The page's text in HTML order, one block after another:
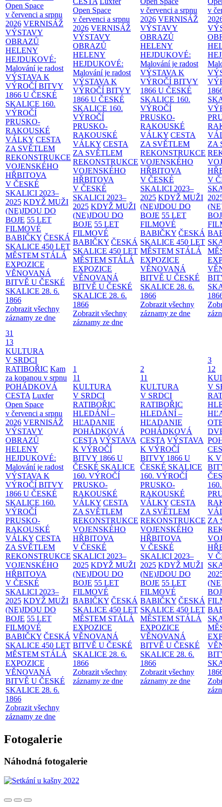
Open Space
v červenci a srpnu
2026 VERNISÁŽ
VÝSTAVY
OBRAZŮ
HELENY
HEJDUKOVÉ:
Malování je radost
VÝSTAVA K
VÝROČÍ BITVY
1866 U ČESKÉ
SKALICE 160.
VÝROČÍ
PRUSKO-
RAKOUSKÉ
VÁLKY CESTA
ZA SVĚTLEM
REKONSTRUKCE
VOJENSKÉHO
HŘBITOVA
V ČESKÉ
SKALICI 2023–
2025 KDYŽ MUŽI
(NE)JDOU DO
BOJE 55 LET
FILMOVÉ
BABIČKY ČESKÁ
SKALICE 450 LET
MĚSTEM STÁLÁ
EXPOZICE
VĚNOVANÁ
BITVĚ U ČESKÉ
SKALICE 28. 6.
1866
Zobrazit všechny
záznamy ze dne
Open Space
v červenci a srpnu
2026 VERNISÁŽ
VÝSTAVY
OBRAZŮ
HELENY
HEJDUKOVÉ:
Malování je radost
VÝSTAVA K
VÝROČÍ BITVY
1866 U ČESKÉ
SKALICE 160.
VÝROČÍ
PRUSKO-
RAKOUSKÉ
VÁLKY CESTA
ZA SVĚTLEM
REKONSTRUKCE
VOJENSKÉHO
HŘBITOVA
V ČESKÉ
SKALICI 2023–
2025 KDYŽ MUŽI
(NE)JDOU DO
BOJE 55 LET
FILMOVÉ
BABIČKY ČESKÁ
SKALICE 450 LET
MĚSTEM STÁLÁ
EXPOZICE
VĚNOVANÁ
BITVĚ U ČESKÉ
SKALICE 28. 6.
1866
Zobrazit všechny
záznamy ze dne
v červenci a srpnu
2026 VERNISÁŽ
VÝSTAVY
OBRAZŮ
HELENY
HEJDUKOVÉ:
Malování je radost
VÝSTAVA K
VÝROČÍ BITVY
1866 U ČESKÉ
SKALICE 160.
VÝROČÍ
PRUSKO-
RAKOUSKÉ
VÁLKY CESTA
ZA SVĚTLEM
REKONSTRUKCE
VOJENSKÉHO
HŘBITOVA
V ČESKÉ
SKALICI 2023–
2025 KDYŽ MUŽI
(NE)JDOU DO
BOJE 55 LET
FILMOVÉ
BABIČKY ČESKÁ
SKALICE 450 LET
MĚSTEM STÁLÁ
EXPOZICE
VĚNOVANÁ
BITVĚ U ČESKÉ
SKALICE 28. 6.
1866
Zobrazit všechny
záznamy ze dne
v
ZA
V
31
13
KULTURA
V SRDCI
RATIBOŘIC Kam
za kopanou v srpnu
POHÁDKOVÁ
CESTA Luxfer
Open Space
v červenci a srpnu
2026 VERNISÁŽ
VÝSTAVY
OBRAZŮ
HELENY
HEJDUKOVÉ:
Malování je radost
VÝSTAVA K
VÝROČÍ BITVY
1866 U ČESKÉ
SKALICE 160.
VÝROČÍ
PRUSKO-
RAKOUSKÉ
VÁLKY CESTA
ZA SVĚTLEM
REKONSTRUKCE
VOJENSKÉHO
HŘBITOVA
V ČESKÉ
SKALICI 2023–
2025 KDYŽ MUŽI
(NE)JDOU DO
BOJE 55 LET
FILMOVÉ
BABIČKY ČESKÁ
SKALICE 450 LET
MĚSTEM STÁLÁ
EXPOZICE
VĚNOVANÁ
BITVĚ U ČESKÉ
SKALICE 28. 6.
1866
Zobrazit všechny
záznamy ze dne
1
11
KULTURA
V SRDCI
RATIBOŘIC
HLEDÁNÍ –
HĽADANIE
POHÁDKOVÁ
CESTA VÝSTAVA
K VÝROČÍ
BITVY 1866 U
ČESKÉ SKALICE
160. VÝROČÍ
PRUSKO-
RAKOUSKÉ
VÁLKY CESTA
ZA SVĚTLEM
REKONSTRUKCE
VOJENSKÉHO
HŘBITOVA
V ČESKÉ
SKALICI 2023–
2025 KDYŽ MUŽI
(NE)JDOU DO
BOJE 55 LET
FILMOVÉ
BABIČKY ČESKÁ
SKALICE 450 LET
MĚSTEM STÁLÁ
EXPOZICE
VĚNOVANÁ
BITVĚ U ČESKÉ
SKALICE 28. 6.
1866
Zobrazit všechny
záznamy ze dne
2
11
KULTURA
V SRDCI
RATIBOŘIC
HLEDÁNÍ –
HĽADANIE
POHÁDKOVÁ
CESTA VÝSTAVA
K VÝROČÍ
BITVY 1866 U
ČESKÉ SKALICE
160. VÝROČÍ
PRUSKO-
RAKOUSKÉ
VÁLKY CESTA
ZA SVĚTLEM
REKONSTRUKCE
VOJENSKÉHO
HŘBITOVA
V ČESKÉ
SKALICI 2023–
2025 KDYŽ MUŽI
(NE)JDOU DO
BOJE 55 LET
FILMOVÉ
BABIČKY ČESKÁ
SKALICE 450 LET
MĚSTEM STÁLÁ
EXPOZICE
VĚNOVANÁ
BITVĚ U ČESKÉ
SKALICE 28. 6.
1866
Zobrazit všechny
záznamy ze dne
3
12
V
K
ZA
V
Fotogalerie
Náhodná fotogalerie